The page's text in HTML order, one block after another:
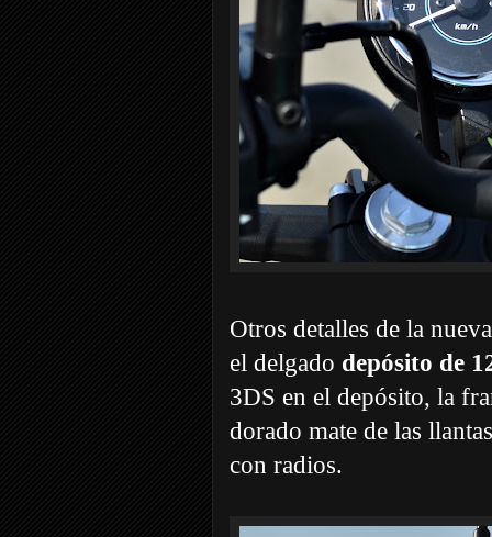
Otros detalles de la
el delgado depósito de
3DS en el depósito, la
dorado mate de las
con radios.